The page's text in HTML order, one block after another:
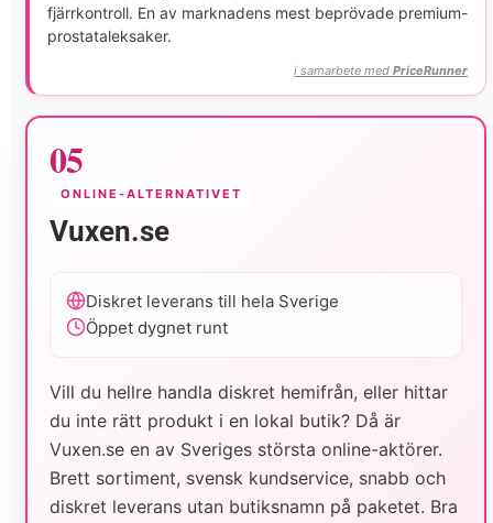
fjärrkontroll. En av marknadens mest beprövade premium-
prostataleksaker.
i samarbete medPriceRunner
05
ONLINE-ALTERNATIVET
Vuxen.se
Diskret leverans till hela Sverige
Öppet dygnet runt
Vill du hellre handla diskret hemifrån, eller hittar
du inte rätt produkt i en lokal butik? Då är
Vuxen.se en av Sveriges största online-aktörer.
Brett sortiment, svensk kundservice, snabb och
diskret leverans utan butiksnamn på paketet. Bra